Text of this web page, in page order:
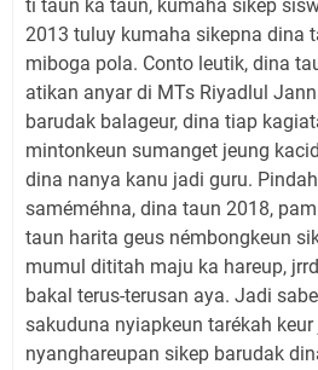
ti taun ka taun, kumaha sikep
2013 tuluy kumaha sikepna dina
miboga pola. Conto leutik, dina
atikan anyar di MTs Riyadlul
barudak balageur, dina tiap
mintonkeun sumanget jeung
dina nanya kanu jadi guru.
saméméhna, dina taun 2018,
taun harita geus némbongkeun
mumul dititah maju ka hareup,
bakal terus-terusan aya. Jadi
sakuduna nyiapkeun tarékah
nyanghareupan sikep barudak